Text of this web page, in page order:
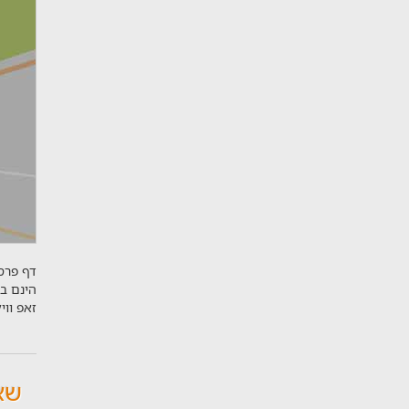
דף
הינם
זאפ